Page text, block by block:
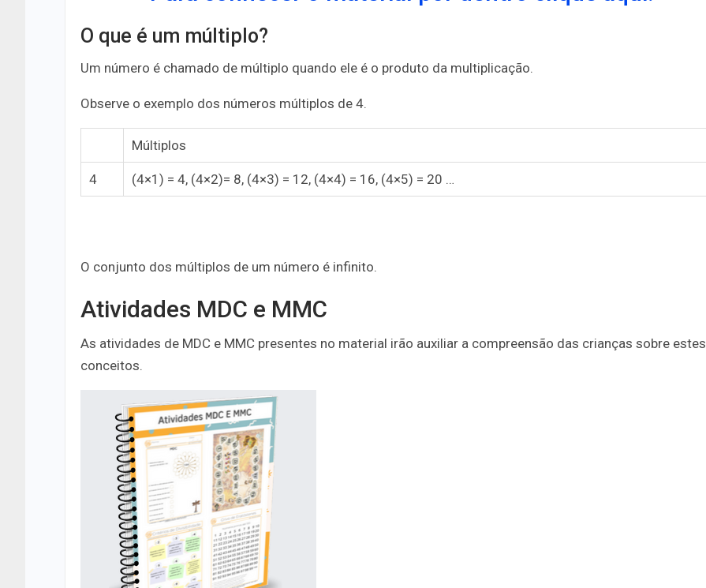
O que é um múltiplo?
Um número é chamado de múltiplo quando ele é o produto da multiplicação.
Observe o exemplo dos números múltiplos de 4.
Múltiplos
4 (4×1) = 4, (4×2)= 8, (4×3) = 12, (4×4) = 16, (4×5) = 20 …
O conjunto dos múltiplos de um número é infinito.
Atividades MDC e MMC
As atividades de MDC e MMC presentes no material irão auxiliar a compreensão das crianças sobre estes
conceitos.